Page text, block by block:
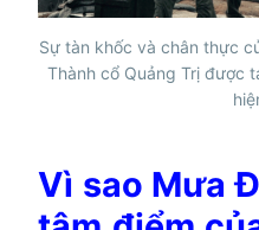
Sự tàn khốc và chân thực
Thành cổ Quảng Trị được
Vì sao Mưa